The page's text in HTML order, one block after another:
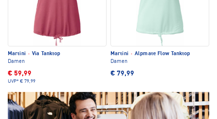
Martini · Via Tanktop
Damen
€ 59,99
UVP* € 79,99
Martini · Alpmate Flow Tanktop
Damen
€ 79,99